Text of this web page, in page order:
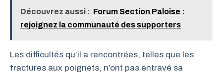
Découvrez aussi : Forum Section Paloise :
rejoignez la communauté des supporters
Les difficultés qu’il a rencontrées, telles que les
fractures aux poignets, n’ont pas entravé sa